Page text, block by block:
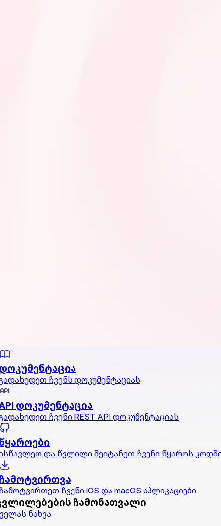
ჩვენს დოკუმენტაციას
დოკუმენტაცია
ჩვენი REST API დოკუმენტაციას
და წვლილი შეიტანეთ ჩვენი წყაროს
ჩვენი iOS და macOS აპლიკაციები
ჩამონათვალი
ნახვა